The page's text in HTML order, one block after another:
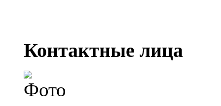
Контактные лица